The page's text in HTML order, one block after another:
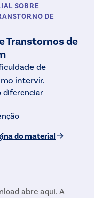
SOBRE
DE
Transtornos de
de
intervir.
diferenciar
do material
abre aqui. A